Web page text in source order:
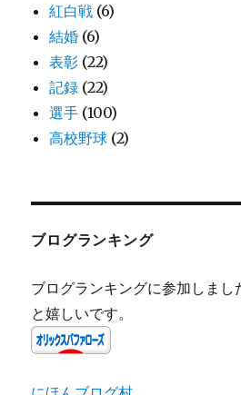
紅白戦 (6)
結婚 (6)
表彰 (22)
記録 (22)
選手 (100)
高校野球 (2)
ブログランキング
ブログランキングに参加しまし
と嬉しいです。